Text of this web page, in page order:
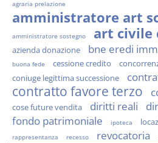
agraria prelazione
amministratore art
amministratore sostegno art civile
azienda donazione bne eredi
buona fede cessione credito
coniuge legittima successione
contratto favore terzo
cose future vendita diritti reali
fondo patrimoniale ipoteca
rappresentanza
recesso revocatoria